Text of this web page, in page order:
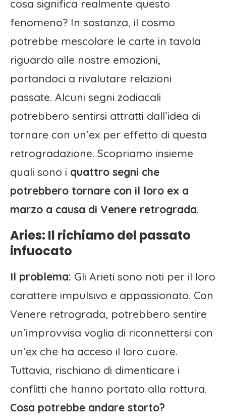
cosa significa realmente questo
fenomeno? In sostanza, il cosmo
potrebbe mescolare le carte in tavola
riguardo alle nostre emozioni,
portandoci a rivalutare relazioni
passate. Alcuni segni zodiacali
potrebbero sentirsi attratti dall’idea di
tornare con un’ex per effetto di questa
retrogradazione. Scopriamo insieme
quali sono i quattro segni che
potrebbero tornare con il loro ex a
marzo a causa di Venere retrograda.
Aries: Il richiamo del passato
infuocato
Il problema: Gli Arieti sono noti per il loro
carattere impulsivo e appassionato. Con
Venere retrograda, potrebbero sentire
un’improvvisa voglia di riconnettersi con
un’ex che ha acceso il loro cuore.
Tuttavia, rischiano di dimenticare i
conflitti che hanno portato alla rottura.
Cosa potrebbe andare storto?